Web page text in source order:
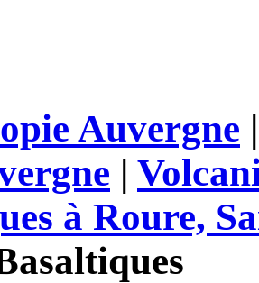
Auvergne
|
à Roure,